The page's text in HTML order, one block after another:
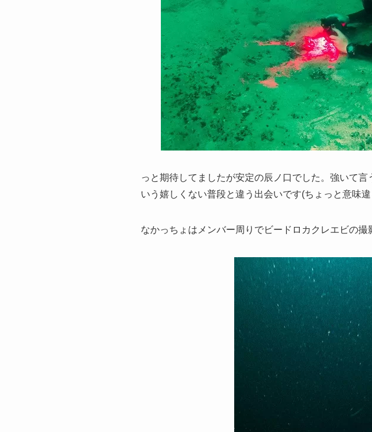
っと期待してましたが安定の辰ノ口でした。強いて
いう嬉しくない普段と違う出会いです(ちょっと意味
なかっちょはメンバー周りでビードロカクレエビの